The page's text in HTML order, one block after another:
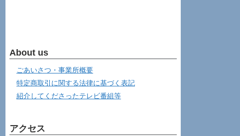
About us
ごあいさつ・事業所概要
特定商取引に関する法律に基づく表記
紹介してくださったテレビ番組等
アクセス